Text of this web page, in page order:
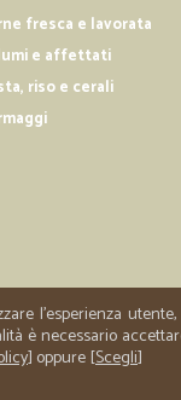
fresca e lavorata
e affettati
riso e cerali
l'esperienza
è necessario
] oppure [Scegli]